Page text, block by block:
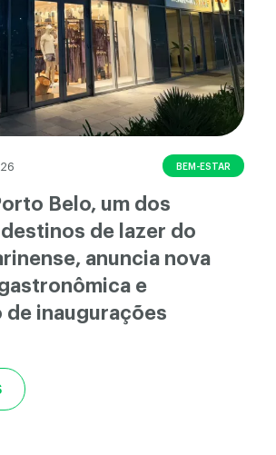
BEM-ESTAR
Belo, um dos
de lazer do
anuncia nova
e
de inaugurações